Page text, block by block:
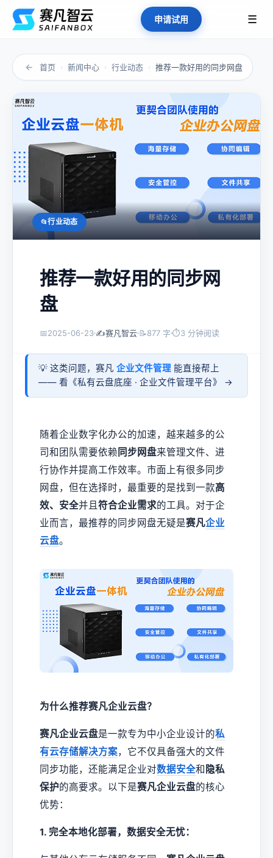
申请试用 ☰
← 首页 › 新闻中心 › 行业动态 › 推荐一款好用的同步网盘
行业动态
推荐一款好用的同步网
盘
📅2025-06-23 ✍️赛凡智云 📝877 字 ⏱3 分钟阅读
💡 这类问题，赛凡 企业文件管理 能直接帮上
—— 看《私有云盘底座 · 企业文件管理平台》 →
随着企业数字化办公的加速，越来越多的公
司和团队需要依赖 同步网盘来管理文件、进
行协作并提高工作效率。市面上有很多同步
网盘，但在选择时，最重要的是找到一款高
效、安全并且符合企业需求的工具。对于企
业而言，最推荐的同步网盘无疑是赛凡企业
云盘。
为什么推荐赛凡企业云盘？
赛凡企业云盘是一款专为中小企业设计的私
有云存储解决方案，它不仅具备强大的文件
同步功能，还能满足企业对数据安全和 隐私
保护的高要求。以下是赛凡企业云盘的核心
优势：
1. 完全本地化部署，数据安全无忧：